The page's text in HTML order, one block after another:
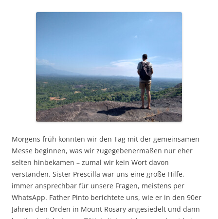
Morgens früh konnten wir den Tag mit der gemeinsamen
Messe beginnen, was wir zugegebenermaßen nur eher
selten hinbekamen – zumal wir kein Wort davon
verstanden. Sister Prescilla war uns eine große Hilfe,
immer ansprechbar für unsere Fragen, meistens per
WhatsApp. Father Pinto berichtete uns, wie er in den 90er
Jahren den Orden in Mount Rosary angesiedelt und dann